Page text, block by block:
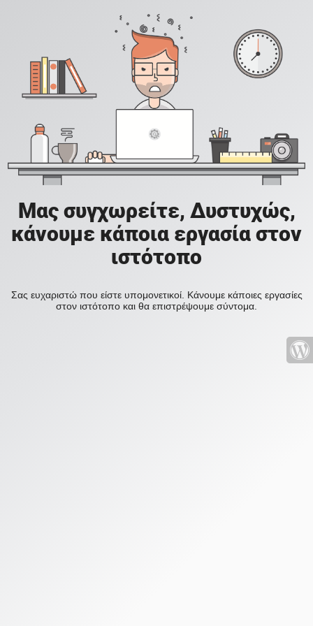
Μας συγχωρείτε, Δυστυχώς,
κάνουμε κάποια εργασία στον
ιστότοπο
Σας ευχαριστώ που είστε υπομονετικοί. Κάνουμε κάποιες εργασίες
στον ιστότοπο και θα επιστρέψουμε σύντομα.